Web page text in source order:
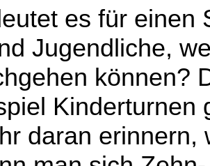
es für einen
Jugendliche,
können?
Kinderturnen
daran erinnern,